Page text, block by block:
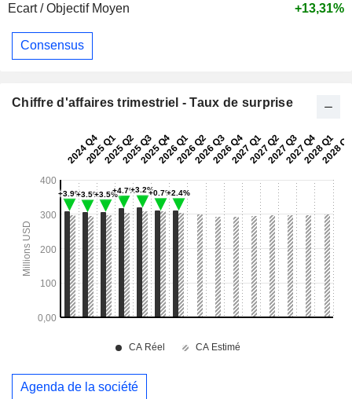
Ecart / Objectif Moyen
+13,31%
Consensus
Chiffre d'affaires trimestriel - Taux de surprise
Agenda de la société